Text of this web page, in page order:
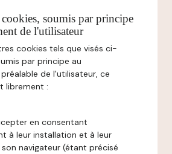
soumis par principe
de l'utilisateur
cookies tels que visés ci-
par principe au
de l'utilisateur, ce
librement :
en consentant
à leur installation et à leur
navigateur (étant précisé